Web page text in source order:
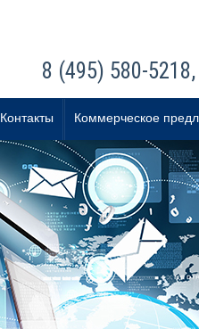
8 (495) 580-
Контакты Коммерческое